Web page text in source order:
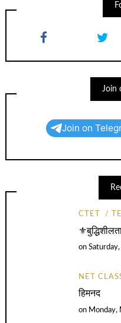
Join
Join on
CTET
onSaturday,
NET
हिमनद
on Monday,